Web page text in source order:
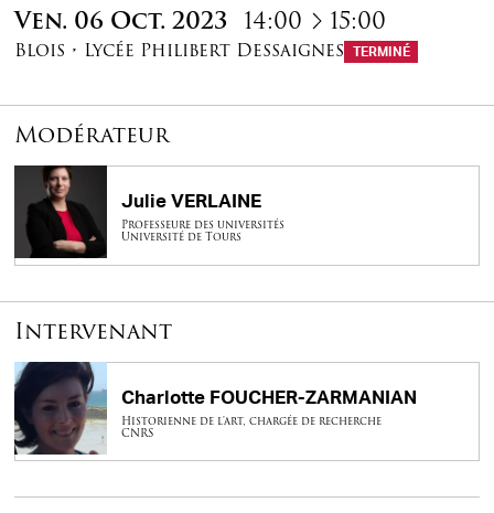
Ven. 06 Oct. 2023 14:00 à15:00
Blois • Lycée Philibert Dessaignes TERMINÉ
Modérateur
Julie VERLAINE
Professeure des universités
Université de Tours
Intervenant
Charlotte FOUCHER-ZARMANIAN
Historienne de l'art, chargée de recherche
CNRS